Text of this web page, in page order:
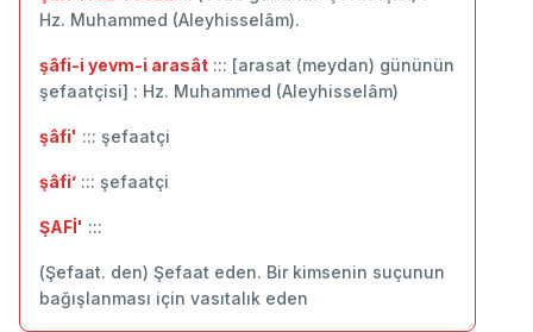
Hz. Muhammed (Aleyhisselâm).
şâfi-i yevm-i arasât ::: [arasat (meydan) gününün
şefaatçisi] : Hz. Muhammed (Aleyhisselâm)
şâfi' ::: şefaatçi
şâfi’ ::: ‬şefaatçi
ŞAFİ' :::
(Şefaat. den) Şefaat eden. Bir kimsenin suçunun
bağışlanması için vasıtalık eden